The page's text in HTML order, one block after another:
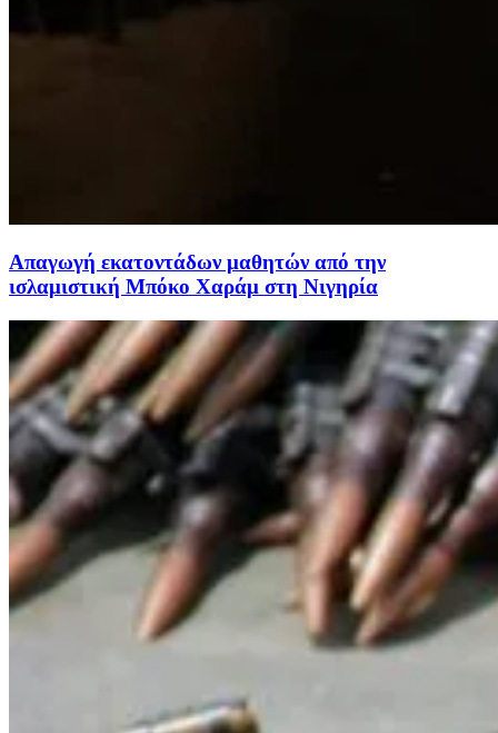
Απαγωγή εκατοντάδων μαθητών από την
ισλαμιστική Μπόκο Χαράμ στη Νιγηρία